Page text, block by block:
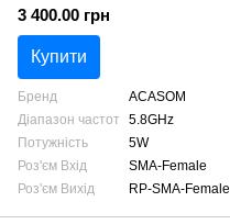
3 400.00 грн
Купити
Бренд
ACASOM
Діапазон частот
5.8GHz
Потужність
5W
Роз'єм Вхід
SMA-Female
Роз'єм Вихід
RP-SMA-Female